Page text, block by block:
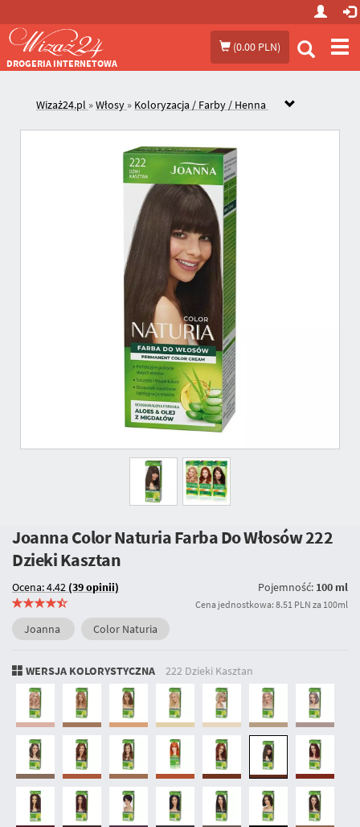
(0.00 PLN)
DROGERIA INTERNETOWA
Wizaż24.pl »Włosy » Koloryzacja / Farby / Henna
Joanna Color Naturia Farba Do Włosów222
Dzieki Kasztan
Ocena: 4.42 (39 opinii) Pojemność: 100 ml
Cena jednostkowa: 8.51 PLN za 100ml
Joanna Color Naturia
WERSJA KOLORYSTYCZNA 222 Dzieki Kasztan